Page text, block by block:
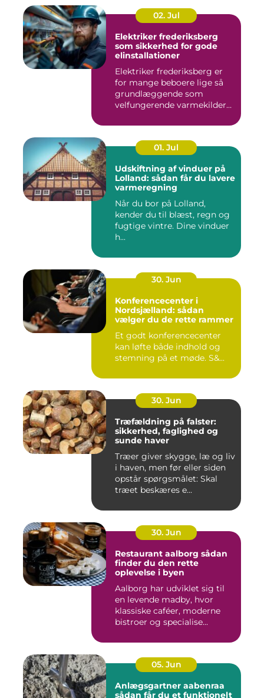
02. Jul
Elektriker frederiksberg
som sikkerhed for gode
elinstallationer
Elektriker frederiksberg er
for mange beboere lige så
grundlæggende som
velfungerende varmekilder
01. Jul
Udskiftning af vinduer på
Lolland: sådan får du lavere
varmeregning
Når du bor på Lolland,
kender du til blæst, regn og
fugtige vintre. Dine vinduer
h...
30. Jun
Konferencecenter i
Nordsjælland: sådan
vælger du de rette rammer
Et godt konferencecenter
kan løfte både indhold og
stemning på et møde. S&...
30. Jun
Træfældning på falster:
sikkerhed, faglighed og
sunde haver
Træer giver skygge, læ og liv
i haven, men før eller siden
opstår spørgsmålet: Skal
træet beskæres e...
30. Jun
Restaurant aalborg sådan
finder du den rette
oplevelse i byen
Aalborg har udviklet sig til
en levende madby, hvor
klassiske caféer, moderne
bistroer og specialise...
05. Jun
Anlægsgartner aabenraa
sådan får du et funktionelt